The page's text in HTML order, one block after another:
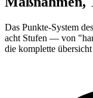
Das Punkte-System
acht Stufen — von
die komplette